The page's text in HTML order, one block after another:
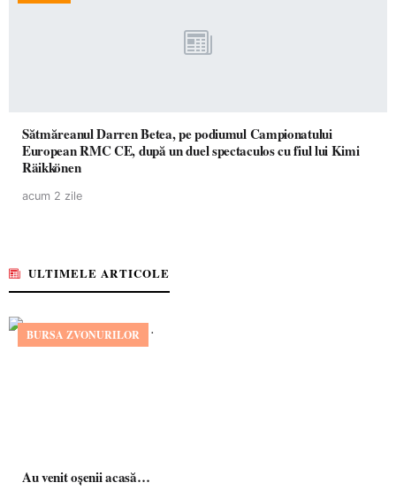
Sătmăreanul Darren Betea, pe podiumul Campionatului
European RMC CE, după un duel spectaculos cu fiul lui Kimi
Räikkönen
acum 2 zile
ULTIMELE ARTICOLE
BURSA ZVONURILOR
Au venit oșenii acasă…